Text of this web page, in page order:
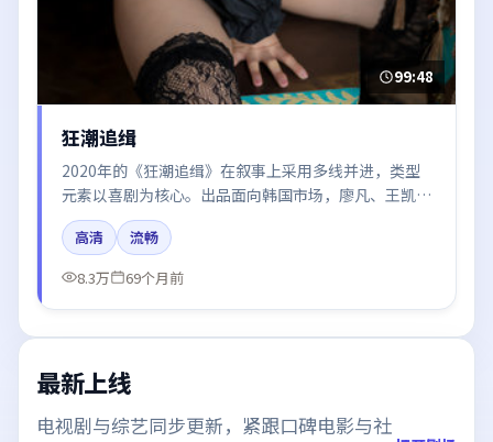
99:48
狂潮追缉
2020年的《狂潮追缉》在叙事上采用多线并进，类型
元素以喜剧为核心。出品面向韩国市场，廖凡、王凯、
易烊千玺、王景春所饰角色推动关键反转，结尾留白引
发讨论。
高清
流畅
8.3万
69个月前
最新上线
电视剧与综艺同步更新，紧跟口碑电影与社